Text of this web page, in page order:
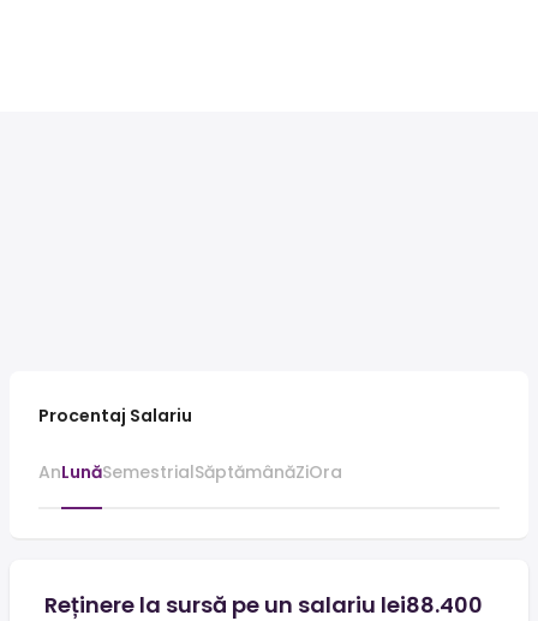
Procentaj Salariu
AnLunăSemestrialSăptămânăZiOra
Reținere la sursă pe un salariu lei88.400